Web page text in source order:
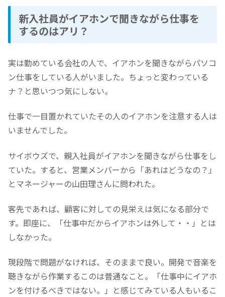
新入社員がイアホンで聞きながら仕事を
するのはアリ？
実は勤めている会社の人で、イアホンを聞きながらパソコ
ン仕事をしている人がいました。ちょっと変わっている
ナ？と思いつつ気にしない。
仕事で一目置かれていたその人のイアホンを注意する人は
いませんでした。
サイボウズで、親入社員がイアホンを聞きながら仕事をし
ていた。すると、営業メンバーから「あれはどうなの？」
とマネージャーの山田理さんに問われた。
客先であれば、顧客に対しての見栄えは気になる部分で
す。即座に、「仕事中だからイアホンは外して・・」とは
しなかった。
現段階で問題がなければ、そのままで良い。開発で音楽を
聴きながら作業するこのは普通なこと。「仕事中にイアホ
ンを付けるべきではない。」と感じてみている人もいるこ